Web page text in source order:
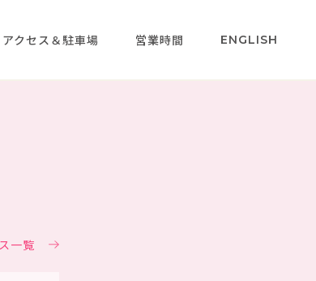
アクセス＆駐車場 営業時間 ENGLISH
一覧